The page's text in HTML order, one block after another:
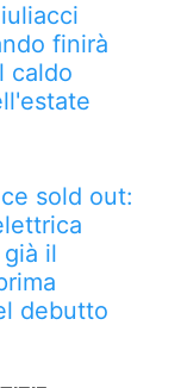
finirà
caldo
sold out:
il
debutto